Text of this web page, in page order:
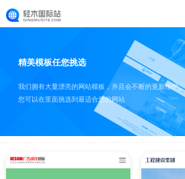
精美模板任您挑选
我们拥有大量漂亮的网站模板，并且会不断的更新维护。
您可以在里面挑选到最适合您的网站